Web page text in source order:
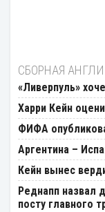
СБОРНАЯ
«Ливерпуль»
Харри Кейн
ФИФА
Аргентина –
Кейн вынес
Реднапп назвал
посту главного